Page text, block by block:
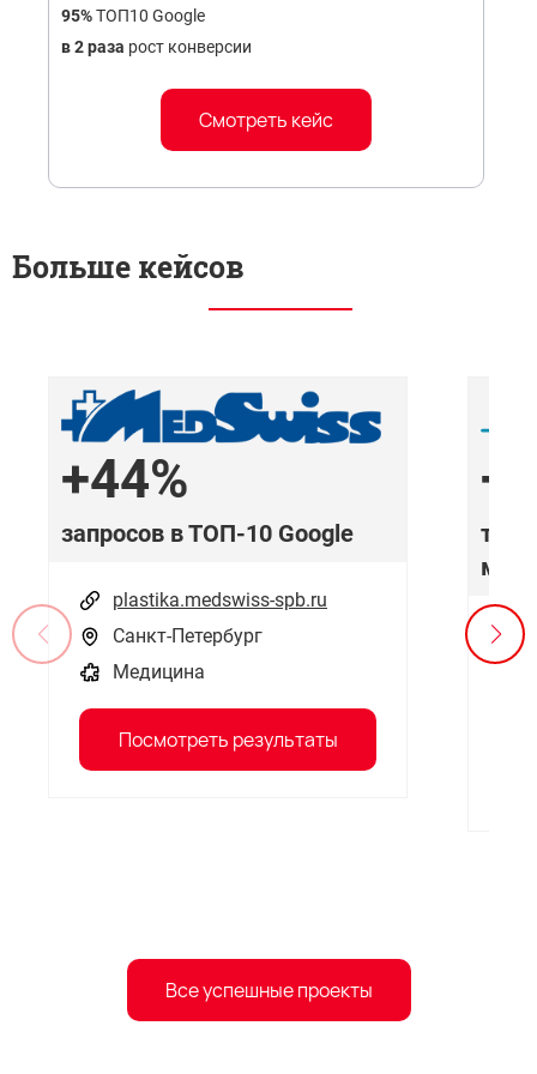
95%ТОП10 Google
в 2 раза рост конверсии
Смотреть кейс
Больше кейсов
+44%
запросов в ТОП-10 Google
plastika.medswiss-spb.ru
Санкт-Петербург
Медицина
Посмотреть результаты
Все успешные проекты